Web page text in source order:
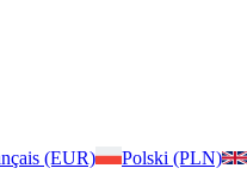
(EUR) Polski (PLN)